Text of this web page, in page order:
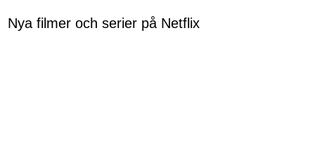
Nya filmer och serier på Netflix